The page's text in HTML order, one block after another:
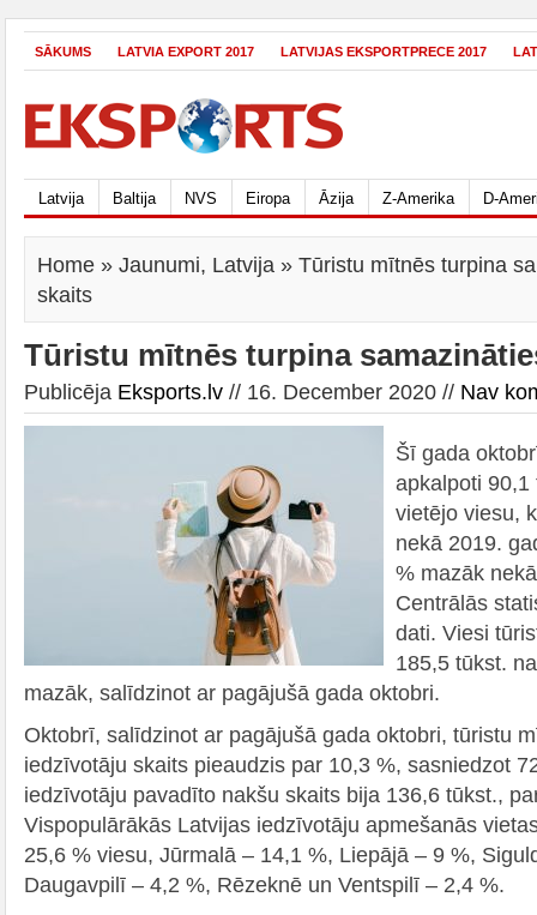
SĀKUMS LATVIA EXPORT 2017 LATVIJAS EKSPORTPRECE 2017
Latvija Baltija NVS Eiropa Āzija Z-Amerika D-
Home » Jaunumi, Latvija » Tūristu mītnēs turpina
skaits
Tūristu mītnēs turpina
Publicēja Eksports.lv // 16. December 2020 // Nav
Šī gada
apkalpoti
vietējo viesu,
nekā 2019.
% mazāk
Centrālās
dati. Viesi
185,5 tūkst.
mazāk, salīdzinot ar pagājušā gada oktobri.
Oktobrī, salīdzinot ar pagājušā gada oktobri, tūristu
iedzīvotāju skaits pieaudzis par 10,3 %, sasniedzot
iedzīvotāju pavadīto nakšu skaits bija 136,6 tūkst.,
Vispopulārākās Latvijas iedzīvotāju apmešanās
25,6 % viesu, Jūrmalā – 14,1 %, Liepājā – 9 %,
Daugavpilī – 4,2 %, Rēzeknē un Ventspilī – 2,4 %.